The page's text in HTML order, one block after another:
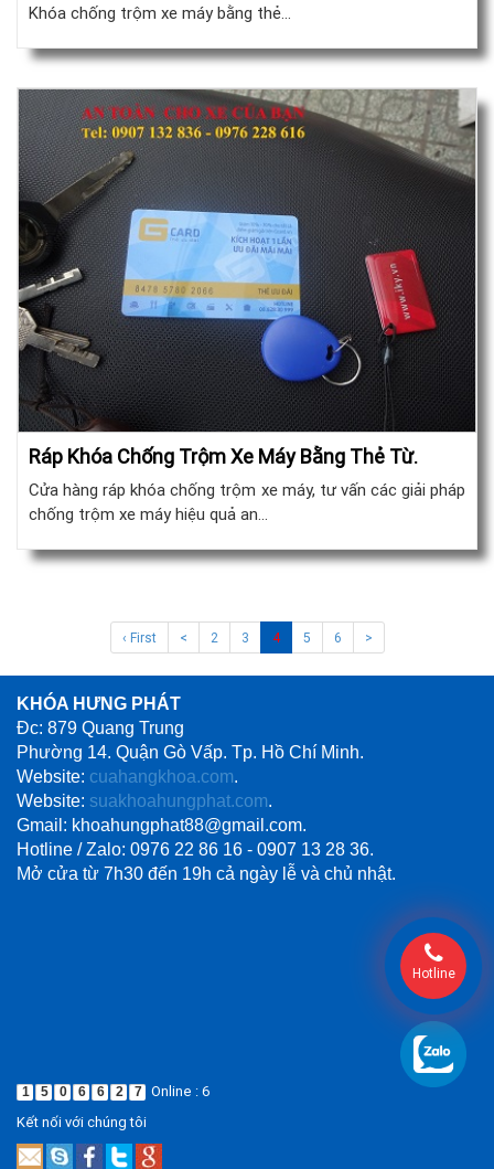
Khóa chống trộm xe máy bằng thẻ…
Ráp Khóa Chống Trộm Xe Máy Bằng Thẻ Từ.
Cửa hàng ráp khóa chống trộm xe máy, tư vấn các giải pháp
chống trộm xe máy hiệu quả an…
‹ First < 2 3 4 5 6 >
KHÓA HƯNG PHÁT
Đc: 879 Quang Trung
Phường 14. Quận Gò Vấp. Tp. Hồ Chí Minh.
Website: cuahangkhoa.com.
Website: suakhoahungphat.com.
Gmail: khoahungphat88@gmail.com.
Hotline / Zalo: 0976 22 86 16 - 0907 13 28 36.
Mở cửa từ 7h30 đến 19h cả ngày lễ và chủ nhật.
1 5 0 6 6 2 7
Online : 6
Kết nối với chúng tôi
Hotline